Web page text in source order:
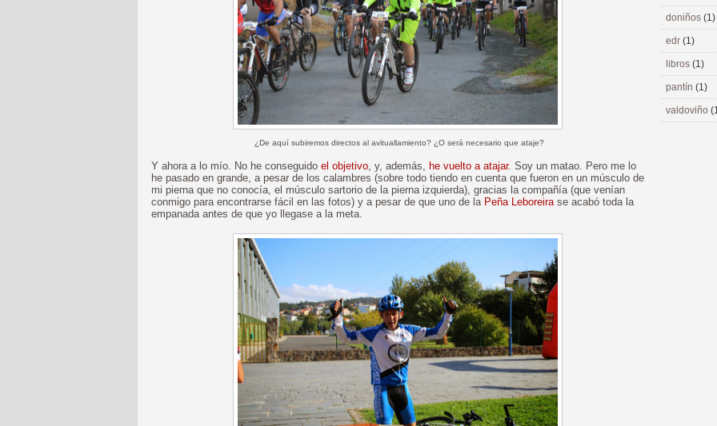
¿De aquí subiremos directos al avituallamiento? ¿O será necesario que ataje?
Y ahora a lo mío. No he conseguido el objetivo, y, además, he vuelto a atajar. Soy un matao. Pero me lo
he pasado en grande, a pesar de los calambres (sobre todo tiendo en cuenta que fueron en un músculo de
mi pierna que no conocía, el músculo sartorio de la pierna izquierda), gracias la compañía (que venían
conmigo para encontrarse fácil en las fotos) y a pesar de que uno de la Peña Leboreirase acabó toda la
empanada antes de que yo llegase a la meta.
doniños (1)
edr (1)
libros (1)
pantín (1)
valdoviño